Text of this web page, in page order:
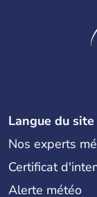
Langue du site
Nos experts
Certificat
Alerte météo